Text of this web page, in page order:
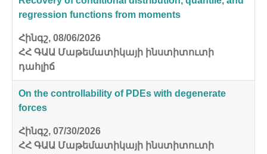
regression functions from moments
Հինգշ, 08/06/2026
ՀՀ ԳԱԱ Մաթեմատիկայի ինստիտուտի
դահլիճ
On the controllability of PDEs with degenerate
forces
Հինգշ, 07/30/2026
ՀՀ ԳԱԱ Մաթեմատիկայի ինստիտուտի